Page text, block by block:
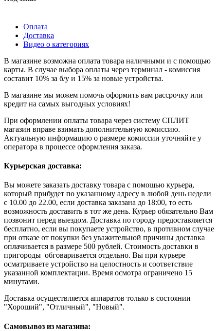
Оплата
Доставка
Видео о категориях
В магазине возможна оплата товара наличными и с помощью
карты. В случае выбора оплаты через терминал - комиссия
составит 10% за б/у и 15% за новые устройства.
В магазине мы можем помочь оформить вам рассрочку или
кредит на самых выгодных условиях!
При оформлении оплаты товара через систему СПЛИТ
магазин вправе взимать дополнительную комиссию.
Актуальную информацию о размере комиссии уточняйте у
оператора в процессе оформления заказа.
Курьерская доставка:
Вы можете заказать доставку товара с помощью курьера,
который прибудет по указанному адресу в любой день недели
с 10.00 до 22.00, если доставка заказана до 18:00, то есть
возможность доставить в тот же день. Курьер обязательно Вам
позвонит перед выездом. Доставка по городу предоставляется
бесплатно, если вы покупаете устройство, в противном случае
при отказе от покупки без уважительной причины доставка
оплачивается в размере 500 рублей. Стоимость доставки в
пригороды обговаривается отдельно. Вы при курьере
осматриваете устройство на целостность и соответствие
указанной комплектации. Время осмотра ограничено 15
минутами.
Доставка осуществляется аппаратов только в состоянии
"Хороший", "Отличный", "Новый".
Самовывоз из магазина: